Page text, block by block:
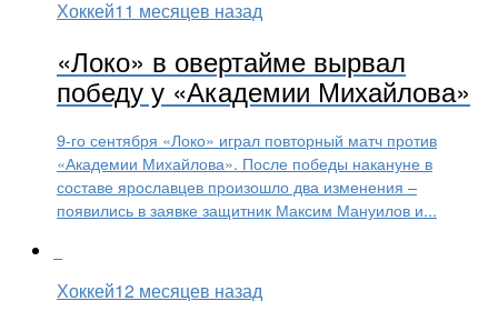
Хоккей11 месяцев назад
«Локо» в овертайме вырвал
победу у «Академии Михайлова»
9-го сентября «Локо» играл повторный матч против
«Академии Михайлова». После победы накануне в
составе ярославцев произошло два изменения –
появились в заявке защитник Максим Мануилов и...
Хоккей12 месяцев назад